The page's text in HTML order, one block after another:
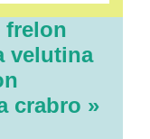
frelon
velutina
crabro »